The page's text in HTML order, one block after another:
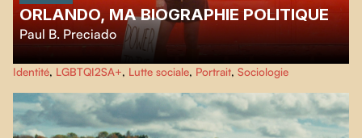
ORLANDO, MA BIOGRAPHIE POLITIQUE
Paul B. Preciado
Virginia Woolf écrit Orlando, le premier roman dans lequel le personnage
principal change de sexe au milieu de l’histoire, en 1928. Un siècle plus tard,
l’écrivain et militant transgenre Paul B. Preciado décide d’envoyer une lettre
filmée à Virginia Woolf : son Orlando est sorti de sa fiction et vit une vie
qu’elle n’aurait jamais pu imaginer.
Identité, LGBTQI2SA+, Lutte sociale, Portrait, Sociologie